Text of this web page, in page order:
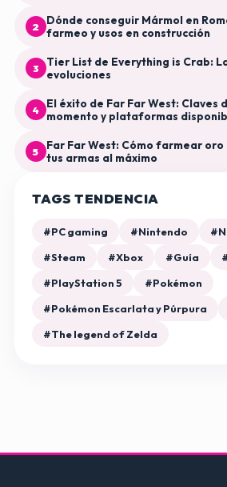
2
Dónde conseguir Mármol en
farmeo y usos en construcción
3
Tier List de Everything is Crab:
evoluciones
4 El éxito de Far Far West: Claves
momento y plataformas
5
Far Far West: Cómo farmear
tus armas al máximo
TAGS TENDENCIA
#PC gaming #Nintendo
#Steam
#Xbox #Guía
#PlayStation 5
#Pokémon
#Pokémon Escarlata y Púrpura
#The legend of Zelda